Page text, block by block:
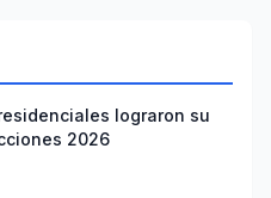
lograron su
2026